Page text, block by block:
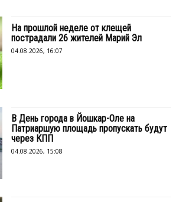
На прошлой неделе от клещей
пострадали 26 жителей Марий Эл
04.08.2026, 16:07
В День города в Йошкар-Оле на
Патриаршую площадь пропускать будут
через КПП
04.08.2026, 15:08